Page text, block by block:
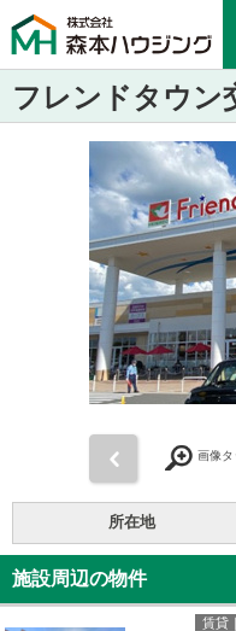
フレンドタウン
画像タ
所在地
施設周辺の物件
賃貸